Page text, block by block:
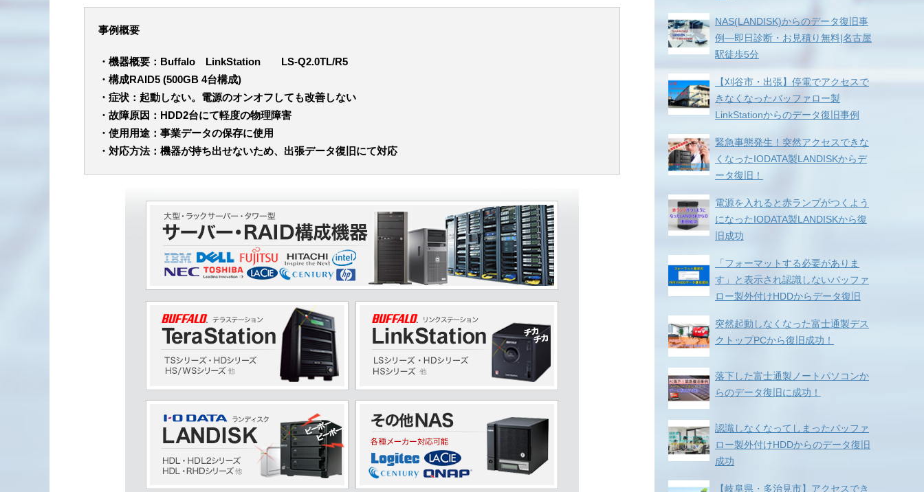
事例概要
・機器概要：Buffalo LinkStation LS-Q2.0TL/R5
・構成RAID5 (500GB 4台構成)
・症状：起動しない。電源のオンオフしても改善しない
・故障原因：HDD2台にて軽度の物理障害
・使用用途：事業データの保存に使用
・対応方法：機器が持ち出せないため、出張データ復旧にて対応
NAS(LANDISK)からのデータ復旧事
例―即日診断・お見積り無料|名古屋
駅徒歩5分
【刈谷市・出張】停電でアクセスで
きなくなったバッファロー製
LinkStationからのデータ復旧事例
緊急事態発生！突然アクセスできな
くなったIODATA製LANDISKからデ
ータ復旧！
電源を入れると赤ランプがつくよう
になったIODATA製LANDISKから復
旧成功
「フォーマットする必要がありま
す」と表示され認識しないバッファ
ロー製外付けHDDからデータ復旧
突然起動しなくなった富士通製デス
クトップPCから復旧成功！
落下した富士通製ノートパソコンか
らのデータ復旧に成功！
認識しなくなってしまったバッファ
ロー製外付けHDDからのデータ復旧
成功
【岐阜県・多治見市】アクセスでき